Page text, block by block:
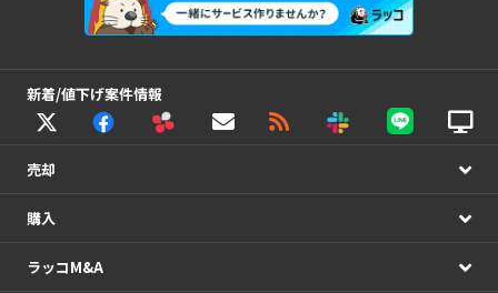
新着/値下げ案件情報
売却
購入
ラッコM&A